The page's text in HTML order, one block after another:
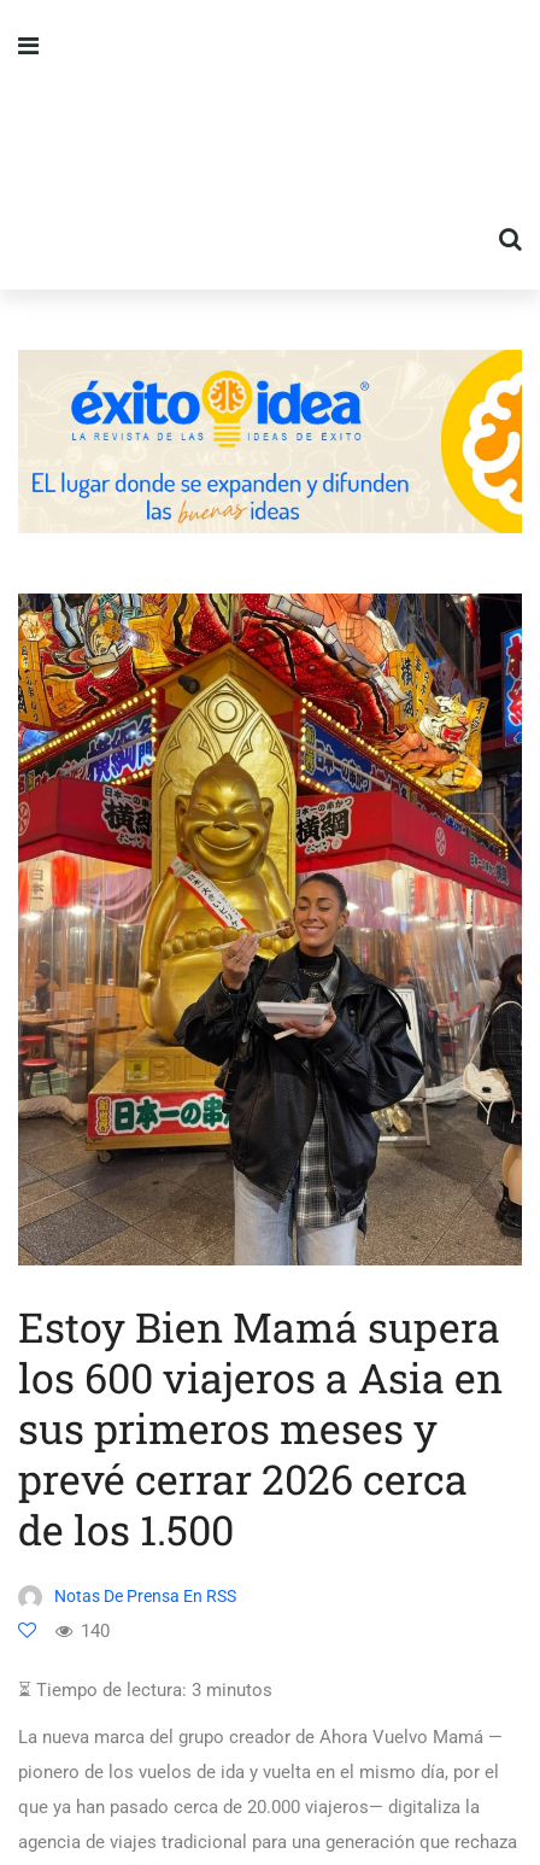
Estoy Bien Mamá supera
los 600 viajeros a Asia en
sus primeros meses y
prevé cerrar 2026 cerca
de los 1.500
Notas De Prensa En RSS
140
⏳ Tiempo de lectura: 3 minutos
La nueva marca del grupo creador de Ahora Vuelvo Mamá —
pionero de los vuelos de ida y vuelta en el mismo día, por el
que ya han pasado cerca de 20.000 viajeros— digitaliza la
agencia de viajes tradicional para una generación que rechaza